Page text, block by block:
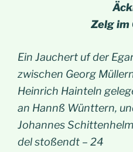
Zelg im
Ein Jauchert uf der
zwischen Georg
Heinrich Hainteln
an Hannß Wünttern,
Johannes
del stoßendt – 24